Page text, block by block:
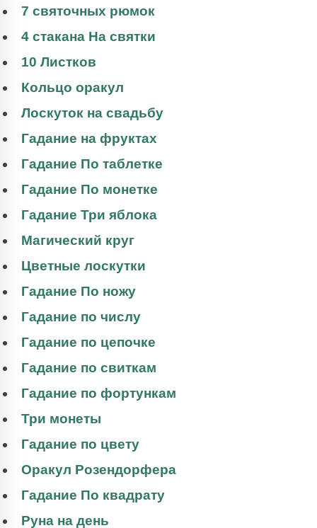
7 святочных рюмок
4 стакана На святки
10 Листков
Кольцо оракул
Лоскуток на свадьбу
Гадание на фруктах
Гадание По таблетке
Гадание По монетке
Гадание Три яблока
Магический круг
Цветные лоскутки
Гадание По ножу
Гадание по числу
Гадание по цепочке
Гадание по свиткам
Гадание по фортункам
Три монеты
Гадание по цвету
Оракул Розендорфера
Гадание По квадрату
Руна на день